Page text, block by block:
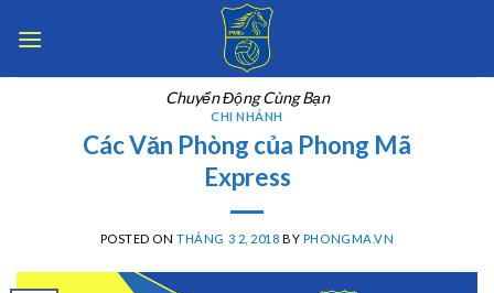
Chuyển Động Cùng Bạn
CHI NHÁNH
Các Văn Phòng của Phong Mã
Express
POSTED ONTHÁNG 3 2, 2018 BY PHONGMA.VN